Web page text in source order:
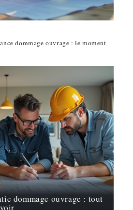
dommage ouvrage : le moment
dommage ouvrage : tout